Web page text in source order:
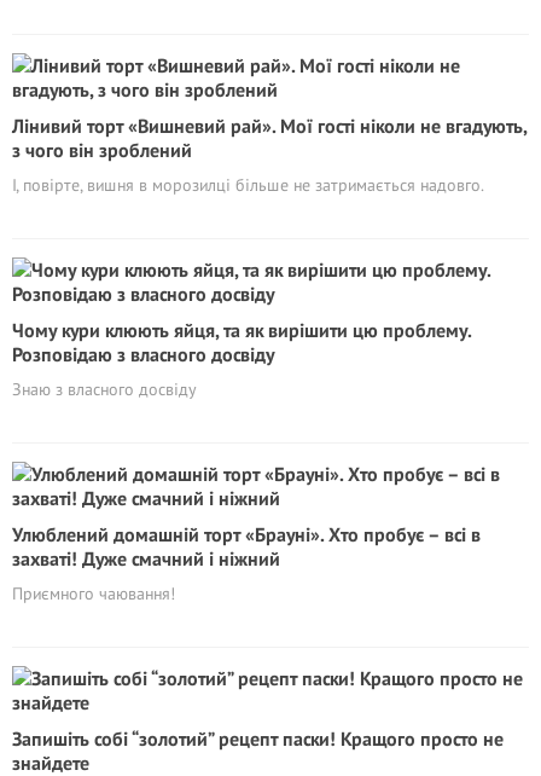
Лінивий торт «Вишневий рай». Мої гості ніколи не вгадують,
з чого він зроблений
І, повірте, вишня в морозилці більше не затримається надовго.
Чому кури клюють яйця, та як вирішити цю проблему.
Розповідаю з власного досвіду
Знаю з власного досвіду
Улюблений домашній торт «Брауні». Хто пробує – всі в
захваті! Дуже смачний і ніжний
Приємного чаювання!
Запишіть собі “золотий” рецепт паски! Кращого просто не
знайдете